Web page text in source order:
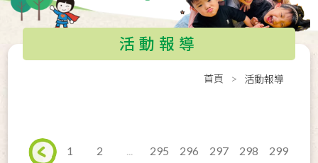
活動報導
首頁 活動報導
1 2 295 296 297 298 299